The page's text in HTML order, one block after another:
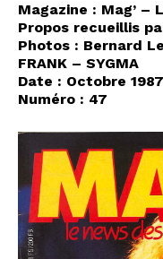
Magazine : Mag’ –
Propos recueillis
Photos : Bernard
FRANK – SYGMA
Date : Octobre 1987
Numéro : 47